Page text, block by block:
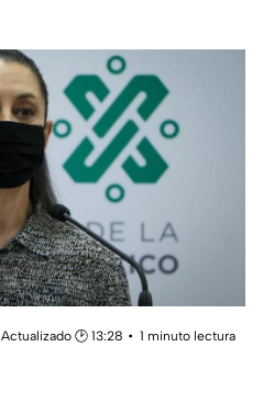
| Actualizado 🕑 13:28
1 minuto lectura